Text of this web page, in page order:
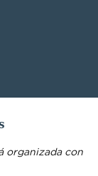
organizada con